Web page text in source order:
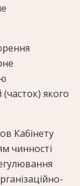
(часток) якого
Кабінету
чинності